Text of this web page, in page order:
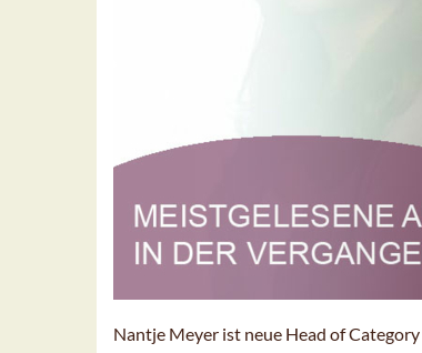
Nantje Meyer ist neue Head of